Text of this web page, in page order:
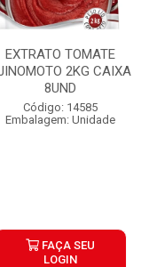
EXTRATO TOMATE
2KG CAIXA
8UND
Código: 14585
Embalagem: Unidade
FAÇA SEU
LOGIN